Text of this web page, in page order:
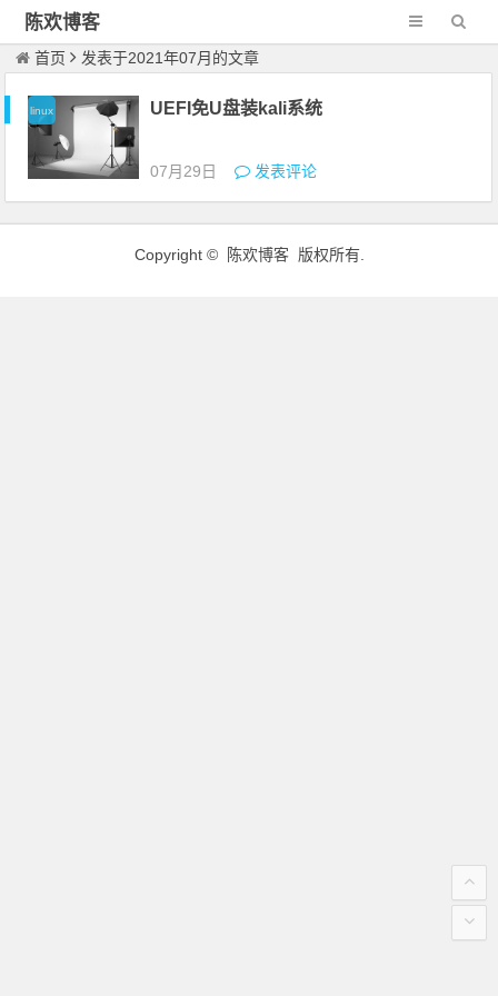
陈欢博客
首页 发表于2021年07月的文章
linux UEFI免U盘装kali系统
07月29日 发表评论
Copyright © 陈欢博客 版权所有.